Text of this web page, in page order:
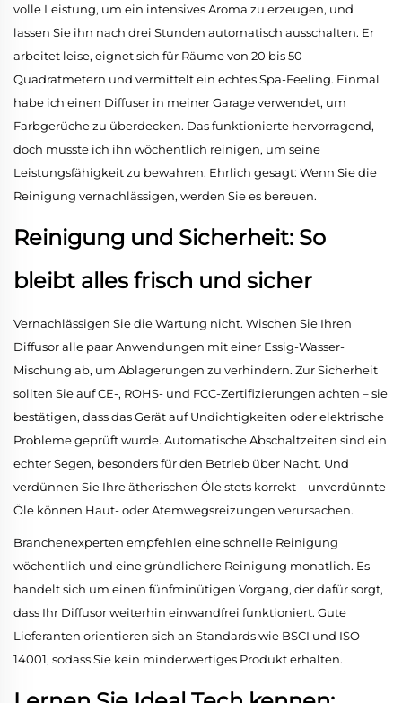
volle Leistung, um ein intensives Aroma zu erzeugen, und
lassen Sie ihn nach drei Stunden automatisch ausschalten. Er
arbeitet leise, eignet sich für Räume von 20 bis 50
Quadratmetern und vermittelt ein echtes Spa-Feeling. Einmal
habe ich einen Diffuser in meiner Garage verwendet, um
Farbgerüche zu überdecken. Das funktionierte hervorragend,
doch musste ich ihn wöchentlich reinigen, um seine
Leistungsfähigkeit zu bewahren. Ehrlich gesagt: Wenn Sie die
Reinigung vernachlässigen, werden Sie es bereuen.
Reinigung und Sicherheit: So
bleibt alles frisch und sicher
Vernachlässigen Sie die Wartung nicht. Wischen Sie Ihren
Diffusor alle paar Anwendungen mit einer Essig-Wasser-
Mischung ab, um Ablagerungen zu verhindern. Zur Sicherheit
sollten Sie auf CE-, ROHS- und FCC-Zertifizierungen achten – sie
bestätigen, dass das Gerät auf Undichtigkeiten oder elektrische
Probleme geprüft wurde. Automatische Abschaltzeiten sind ein
echter Segen, besonders für den Betrieb über Nacht. Und
verdünnen Sie Ihre ätherischen Öle stets korrekt – unverdünnte
Öle können Haut- oder Atemwegsreizungen verursachen.
Branchenexperten empfehlen eine schnelle Reinigung
wöchentlich und eine gründlichere Reinigung monatlich. Es
handelt sich um einen fünfminütigen Vorgang, der dafür sorgt,
dass Ihr Diffusor weiterhin einwandfrei funktioniert. Gute
Lieferanten orientieren sich an Standards wie BSCI und ISO
14001, sodass Sie kein minderwertiges Produkt erhalten.